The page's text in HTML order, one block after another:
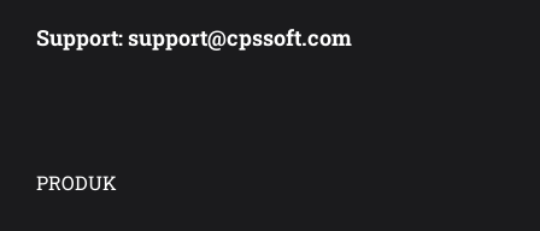
Support: support@cpssoft.com
PRODUK